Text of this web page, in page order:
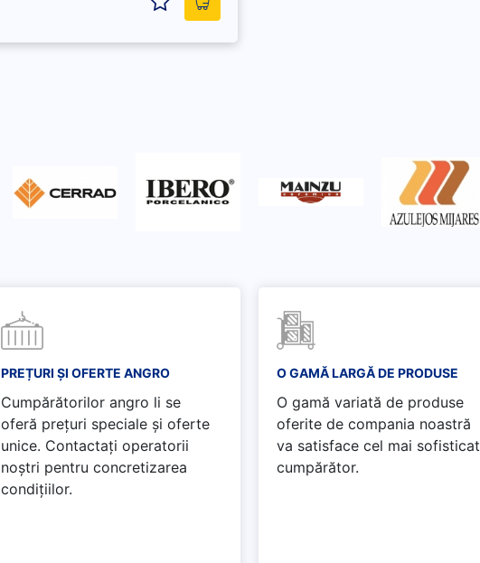
PREȚURI ȘI OFERTE ANGRO
Cumpărătorilor angro li se
oferă prețuri speciale și oferte
unice. Contactați operatorii
noștri pentru concretizarea
condițiilor.
O GAMĂ LARGĂ DE PRODUSE
O gamă variată de produse
oferite de compania noastră
va satisface cel mai sofisticat
cumpărător.